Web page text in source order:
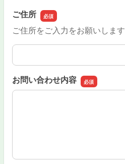
ご住所
ご住所をご入力をお願いします
ご住所
お問い合わせ内容
お問い合わせ内容